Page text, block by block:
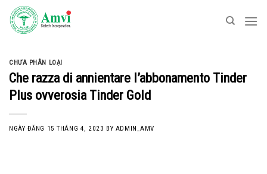
Skip
content
CHƯA PHÂN LOẠI
Che razza di annientare l’abbonamento Tinder
Plus ovverosia Tinder Gold
NGÀY ĐĂNG 15 THÁNG 4, 2023 BY ADMIN_AMV